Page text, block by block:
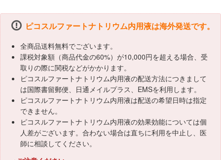
ピコスルファートナトリウム内用液は海外発送です。
全商品送料無料でございます。
課税対象額（商品代金の60%）が10,000円を超える場合、受
取りの際に関税などがかかります。
ピコスルファートナトリウム内用液の配送方法につきまして
は国際書留郵便、日通メイルプラス、EMSを利用します。
ピコスルファートナトリウム内用液は配送の希望日時は指定
できません。
ピコスルファートナトリウム内用液の効果効能については個
人差がございます。合わない場合は直ちに利用を中止し、医
師に相談してください。